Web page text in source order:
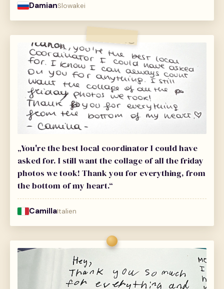
DamianSlowakei
„You're the best local coordinator I could have
asked for. I still want the collage of all the friday
photos we took! Thank you for everything, from
the bottom of my heart.“
CamillaItalien